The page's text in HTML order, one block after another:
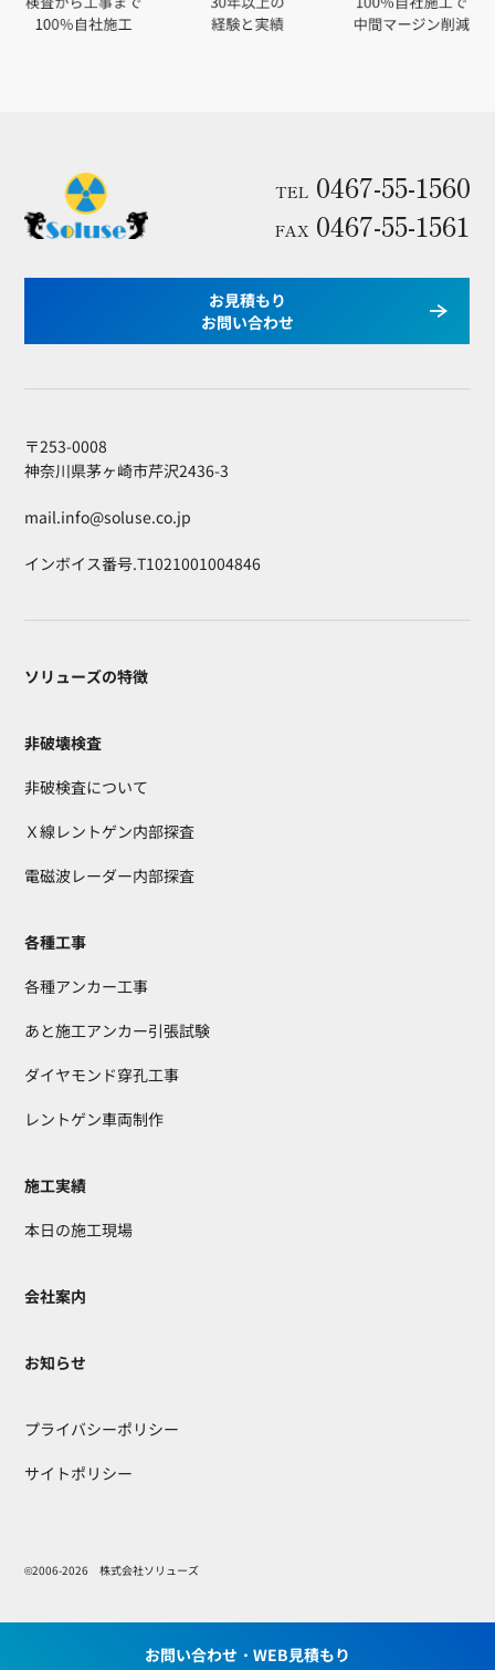
お問い合わせ・WEB見積もり
TEL 0467-55-1560
FAX 0467-55-1561
お見積もり
お問い合わせ
〒253-0008
神奈川県茅ヶ崎市芹沢2436-3
mail.info@soluse.co.jp
インボイス番号.T1021001004846
ソリューズの特徴
非破壊検査
非破検査について
Ｘ線レントゲン内部探査
電磁波レーダー内部探査
各種工事
各種アンカー工事
あと施工アンカー引張試験
ダイヤモンド穿孔工事
レントゲン車両制作
施工実績
本日の施工現場
会社案内
お知らせ
プライバシーポリシー
サイトポリシー
©2006-2026 株式会社ソリューズ